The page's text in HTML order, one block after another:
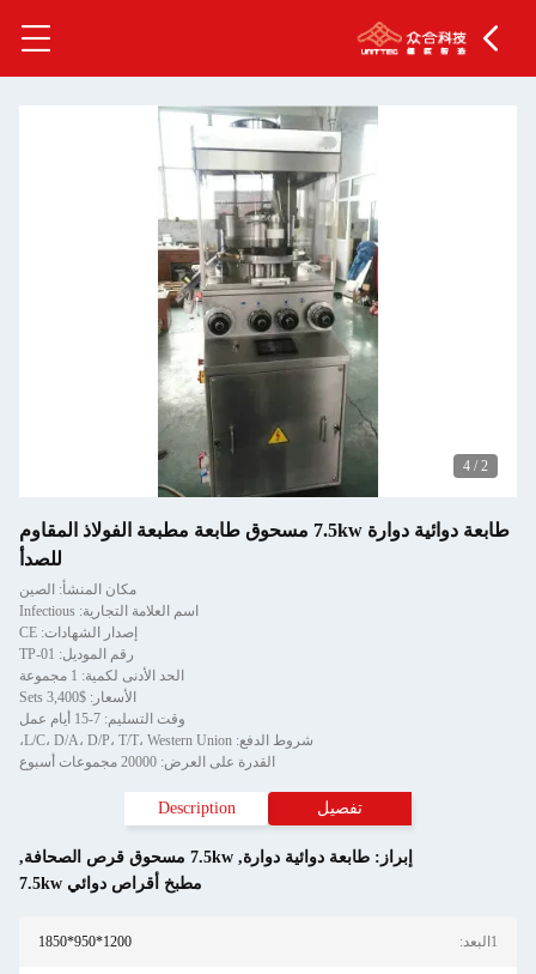
2
/
4
طابعة دوائية دوارة 7.5kw مسحوق طابعة مطبعة الفولاذ المقاوم
للصدأ
مكان المنشأ: الصين
اسم العلامة التجارية: Infectious
إصدار الشهادات: CE
رقم الموديل: TP-01
الحد الأدنى لكمية: 1 مجموعة
الأسعار: $3,400 Sets
وقت التسليم: 7-15 أيام عمل
شروط الدفع: L/C، D/A، D/P، T/T، Western Union،
القدرة على العرض: 20000 مجموعات أسبوع
تفصيل Description
إبراز: طابعة دوائية دوارة, 7.5kw مسحوق قرص الصحافة
,
مطبخ أقراص دوائي 7.5kw
1البعد: 1200*950*1850